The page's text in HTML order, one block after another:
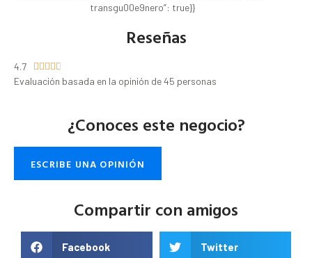
transgu00e9nero”: true}}
Reseñas
4.7 
Evaluación basada en la opinión de 45 personas
¿Conoces este negocio?
ESCRIBE UNA OPINIÓN
Compartir con amigos
Facebook Twitter